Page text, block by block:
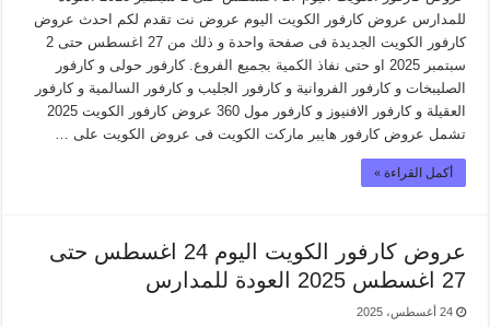
للمدارس عروض كارفور الكويت اليوم عروض نت تقدم لكم احدث عروض
كارفور الكويت الجديدة فى صفحة واحدة و ذلك من 27 اغسطس حتى 2
سبتمبر 2025 او حتى نفاذ الكمية بجميع الفروع. كارفور حولى و كارفور
الصليبخات و كارفور الفروانية و كارفور الجليب و كارفور السالمية و كارفور
العقيلة و كارفور الافنيوز و كارفور مول 360 عروض كارفور الكويت 2025
تشمل عروض كارفور هايبر ماركت الكويت فى عروض الكويت على …
أكمل القراءة »
عروض كارفور الكويت اليوم 24 اغسطس حتى
27 اغسطس 2025 العودة للمدارس
24 أغسطس، 2025